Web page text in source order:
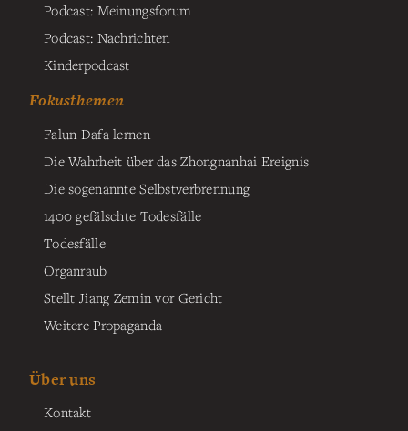
Podcast: Meinungsforum
Podcast: Nachrichten
Kinderpodcast
Fokusthemen
Falun Dafa lernen
Die Wahrheit über das Zhongnanhai Ereignis
Die sogenannte Selbstverbrennung
1400 gefälschte Todesfälle
Todesfälle
Organraub
Stellt Jiang Zemin vor Gericht
Weitere Propaganda
Über uns
Kontakt